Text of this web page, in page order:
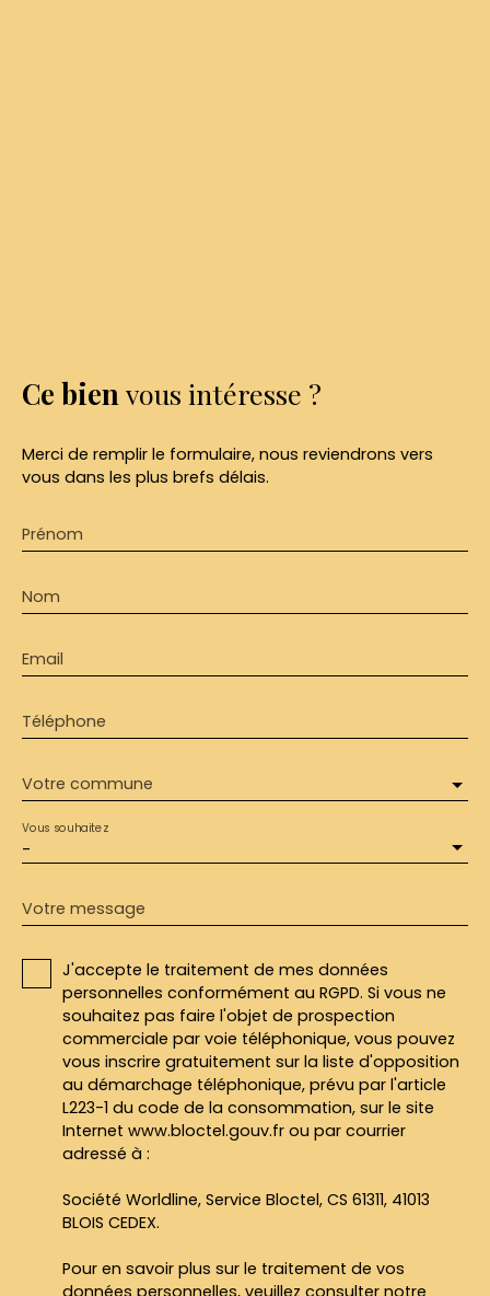
Ce bien vous intéresse ?
Merci de remplir le formulaire, nous reviendrons vers
vous dans les plus brefs délais.
Prénom
Nom
Email
Téléphone
Votre commune
-
Vous souhaitez
Votre message
J'accepte le traitement de mes données
personnelles conformément au RGPD. Si vous ne
souhaitez pas faire l'objet de prospection
commerciale par voie téléphonique, vous pouvez
vous inscrire gratuitement sur la liste d'opposition
au démarchage téléphonique, prévu par l'article
L223-1 du code de la consommation, sur le site
Internet www.bloctel.gouv.fr ou par courrier
adressé à :
Société Worldline, Service Bloctel, CS 61311, 41013
BLOIS CEDEX.
Pour en savoir plus sur le traitement de vos